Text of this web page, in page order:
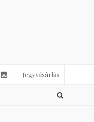
Jegyvásárlás